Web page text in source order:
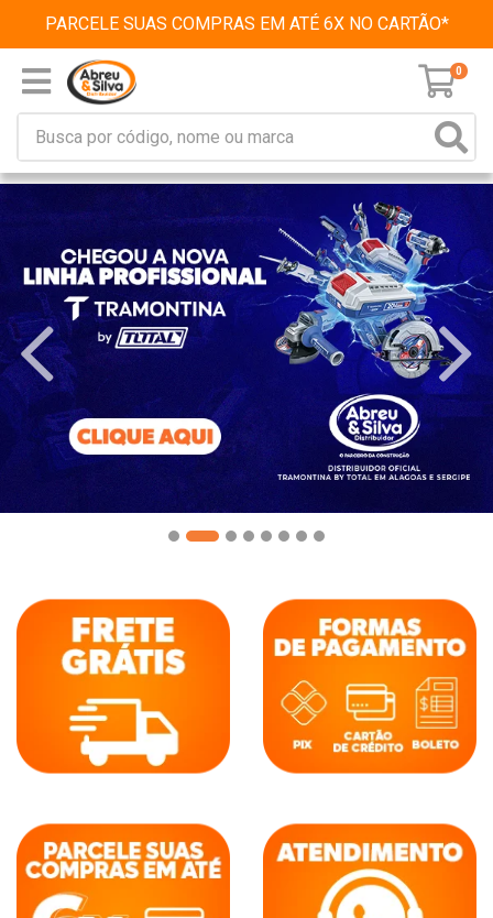
PARCELE SUAS COMPRAS EM ATÉ 6X NO CARTÃO*
0